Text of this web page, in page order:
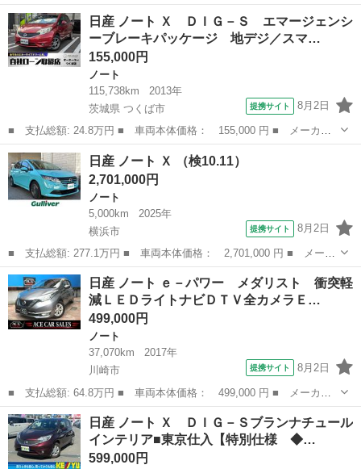
名： 日産 ■ 車種名： ノート ■ グレード名： ｅ－パワー メ
ダリスト 禁煙車ハーフレザーシートエマ－ジェンシーブレ－キ衝突
軽減アラウ...
神奈川 川崎市 ノート
日産 ノート Ｘ ＤＩＧ－Ｓ エマージェンシ
ーブレーキパッケージ 地デジ／スマ…
155,000円
ノート
115,738km
2013年
茨城県 つくば市
提携サイト 8月2日
■ 支払総額: 24.8万円 ■ 車両本体価格： 155,000 円 ■ メーカー
名： 日産 ■ 車種名： ノート ■ グレード名： Ｘ ＤＩＧ－
Ｓ エマージェンシーブレーキパッケージ 地デジ／スマートキー／
プッシュスター...
茨城 つくば市 ノート
日産 ノート Ｘ （検10.11）
2,701,000円
ノート
5,000km
2025年
横浜市
提携サイト 8月2日
■ 支払総額: 277.1万円 ■ 車両本体価格： 2,701,000 円 ■ メーカ
ー名： 日産 ■ 車種名： ノート ■ グレード名： Ｘ ■ 排気
量： 1200cc ■ ドア枚数： 5D ■ ミッション： AT ■ ...
神奈川 横浜市 ノート
日産 ノート ｅ－パワー メダリスト 衝突軽
減ＬＥＤライトナビＤＴＶ全カメラＥ…
499,000円
ノート
37,070km
2017年
川崎市
提携サイト 8月2日
■ 支払総額: 64.8万円 ■ 車両本体価格： 499,000 円 ■ メーカー
名： 日産 ■ 車種名： ノート ■ グレード名： ｅ－パワー メ
ダリスト 衝突軽減ＬＥＤライトナビＤＴＶ全カメラＥＴＣ１オナ
スマートルー...
神奈川 川崎市 ノート
日産 ノート Ｘ ＤＩＧ－Ｓブランナチュール
インテリア■東京仕入【特別仕様 ◆…
599,000円